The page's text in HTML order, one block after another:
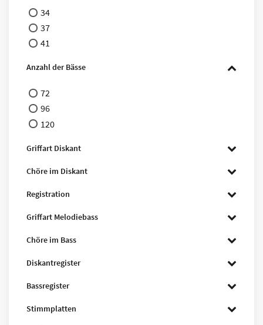
34
37
41
Anzahl der Bässe
72
96
120
Griffart Diskant
Chöre im Diskant
Registration
Griffart Melodiebass
Chöre im Bass
Diskantregister
Bassregister
Stimmplatten